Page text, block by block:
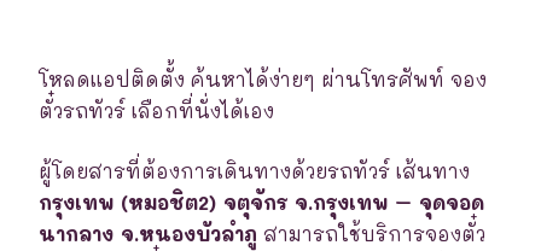
โหลดแอปติดตั้ง ค้นหาได้ง่ายๆ ผ่านโทรศัพท์ จอง
ตั๋วรถทัวร์ เลือกที่นั่งได้เอง
ผู้โดยสารที่ต้องการเดินทางด้วยรถทัวร์ เส้นทาง
กรุงเทพ (หมอชิต2) จตุจักร จ.กรุงเทพ – จุดจอด
นากลาง จ.หนองบัวลำภู สามารถใช้บริการจองตั๋ว